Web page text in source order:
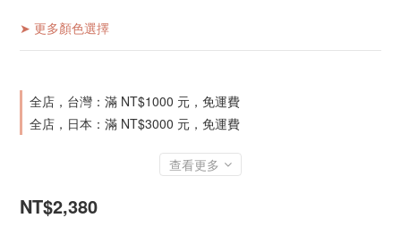
➤ 更多顏色選擇
全店，台灣：滿 NT$1000 元，免運費
全店，日本：滿 NT$3000 元，免運費
查看更多
NT$2,380